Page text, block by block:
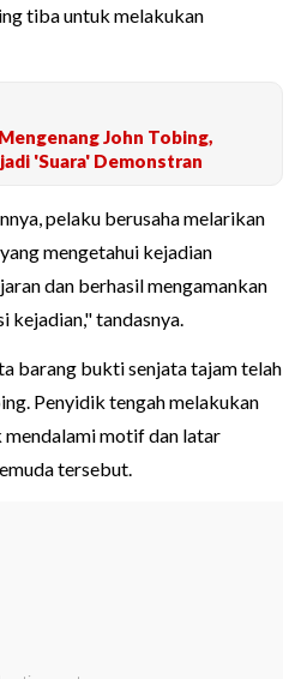
tiba untuk melakukan
John Tobing,
'Suara' Demonstran
pelaku berusaha melarikan
mengetahui kejadian
dan berhasil mengamankan
kejadian," tandasnya.
barang bukti senjata tajam telah
Penyidik tengah melakukan
motif dan latar
tersebut.